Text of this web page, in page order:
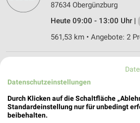
87634 Obergünzburg
Heute 09:00 - 13:00 Uhr |
561,53 km • Angebote: 2
Kirchdorfer Straße 79
86825 Bad Wörishofen
Heute 09:00 - 16:00 Uhr |
Datenschutzeinstellungen
Durch Klicken auf die Schaltfläche
Standardeinstellung nur für unbedingt
beibehalten.